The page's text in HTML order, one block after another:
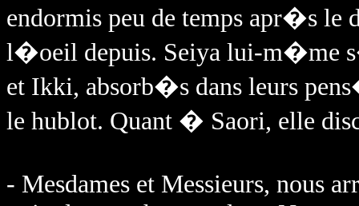
endormis peu de temps apr�s
l�oeil depuis. Seiya lui-m�me
et Ikki, absorb�s dans leurs
le hublot. Quant � Saori, elle
- Mesdames et Messieurs, nous